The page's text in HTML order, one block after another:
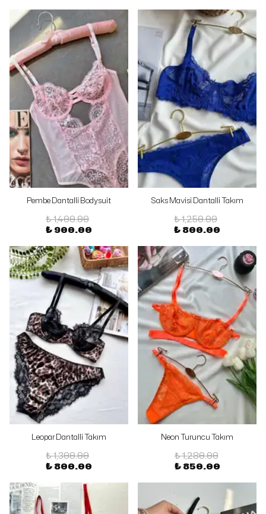
Pembe Dantalli Bodysuit
₺ 1,400.00
₺ 900.00
Saks Mavisi Dantalli Takım
₺ 1,250.00
₺ 800.00
Leopar Dantalli Takım
₺ 1,300.00
₺ 800.00
Neon Turuncu Takım
₺ 1,280.00
₺ 850.00